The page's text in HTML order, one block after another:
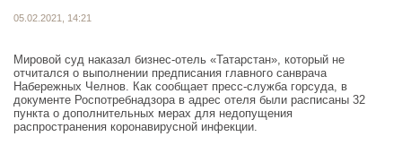
05.02.2021, 14:21
Мировой суд наказал бизнес-отель «Татарстан», который не
отчитался о выполнении предписания главного санврача
Набережных Челнов. Как сообщает пресс-служба горсуда, в
документе Роспотребнадзора в адрес отеля были расписаны 32
пункта о дополнительных мерах для недопущения
распространения коронавирусной инфекции.